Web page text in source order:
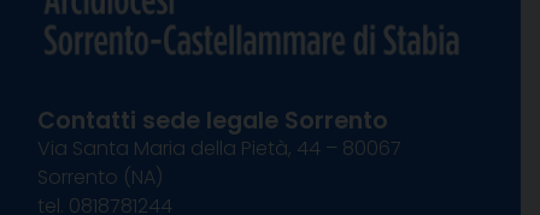
Contatti sede legale Sorrento
Via Santa Maria della Pietà, 44 – 80067
Sorrento (NA)
tel. 0818781244